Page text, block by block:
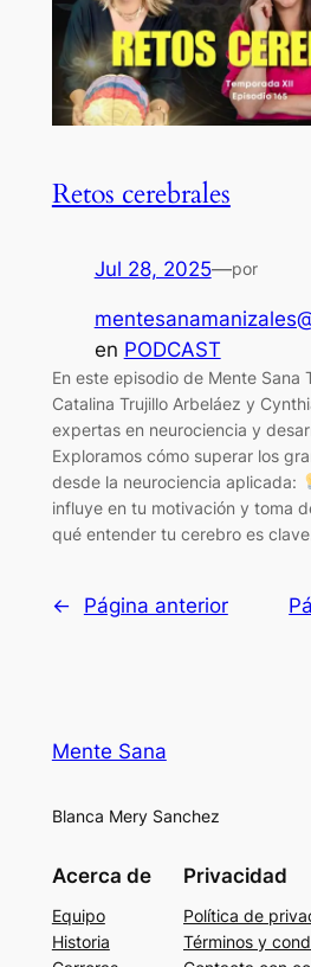
Retos cerebrales
Jul 28, 2025—por
en PODCAST
En este episodio de Mente Sana
Catalina Trujillo Arbeláez y
expertas en neurociencia y
Exploramos cómo superar los
desde la neurociencia aplicada:
influye en tu motivación y toma
qué entender tu cerebro es
← Página anterior
Mente Sana
Blanca Mery Sanchez
Acerca de
Equipo
Historia
Privacidad
Política de
Términos y